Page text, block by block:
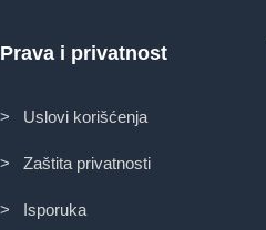
Prava i privatnost
> Uslovi korišćenja
> Zaštita privatnosti
> Isporuka